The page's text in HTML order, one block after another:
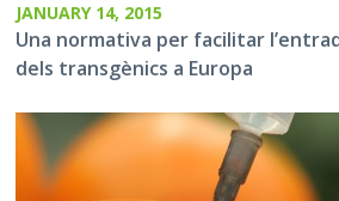
JANUARY 14, 2015
Una normativa per facilitar
dels transgènics a Europa